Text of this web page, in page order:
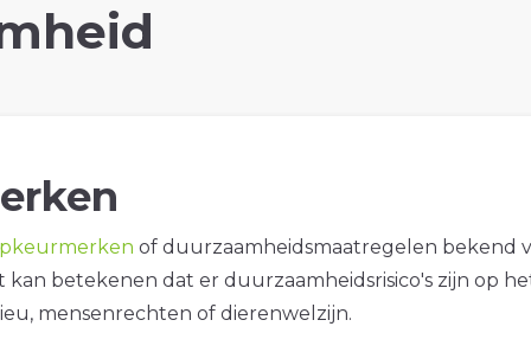
of duurzaamheidsmaatregelen bekend
kan betekenen dat er duurzaamheidsrisico's zijn op
mensenrechten of dierenwelzijn.